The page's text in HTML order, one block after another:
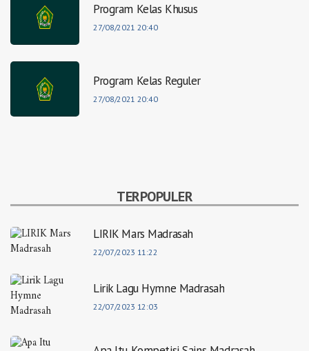
Program Kelas Khusus
27/08/2021 20:40
Program Kelas Reguler
27/08/2021 20:40
TERPOPULER
LIRIK Mars Madrasah
22/07/2023 11:22
Lirik Lagu Hymne Madrasah
22/07/2023 12:03